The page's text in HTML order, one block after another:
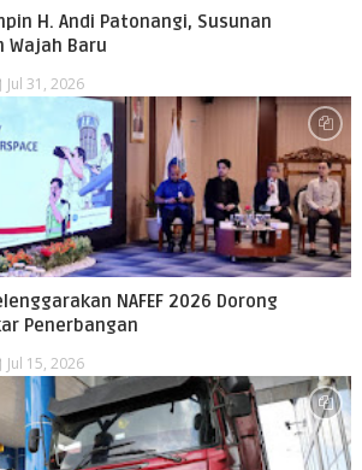
H. Andi Patonangi, Susunan
Wajah Baru
Jul 31, 2026
NAFEF 2026 Dorong
Penerbangan
Jul 15, 2026